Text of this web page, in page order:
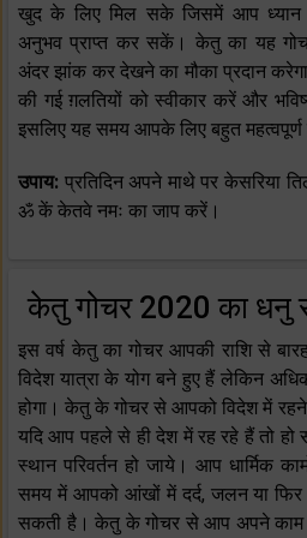
खुद के लिए मिल सके जिसमें आप ध्यान
अनुभव प्राप्त कर सकें। केतु का यह
अंदर झांक कर देखने का मौका प्रदान
की गई ग़लतियों को स्वीकार करें और
इसलिए यह समय आपके लिए बहुत महत्वपूर्ण
उपाय: प्रतिदिन अपने माथे पर केसरिया
ॐ कें केतवे नमः का जाप करें।
केतु गोचर 2020 का धनु
इस वर्ष केतु का गोचर आपकी राशि से
विदेश यात्रा के योग बने हुए हैं लेकिन
होगा। केतु के गोचर से आपको विदेश में
यदि आप पहले से ही देश में रह रहे हैं तो
स्थान परिवर्तन हो जाये। आप धार्मिक
समय में आपको आंखों में दर्द, जलन या फिर
सकती है। केतु के गोचर से आप अपने काम